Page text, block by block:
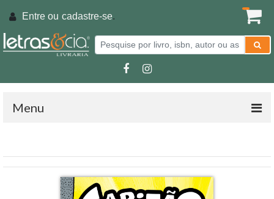
Entre ou cadastre-se.
Menu